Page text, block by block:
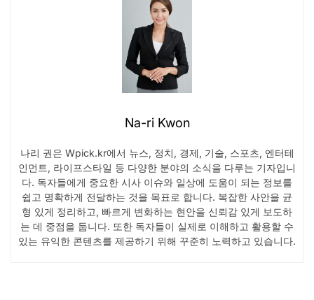
Na-ri Kwon
나리 권은 Wpick.kr에서 뉴스, 정치, 경제, 기술, 스포츠, 엔터테
인먼트, 라이프스타일 등 다양한 분야의 소식을 다루는 기자입니
다. 독자들에게 중요한 시사 이슈와 일상에 도움이 되는 정보를
쉽고 명확하게 전달하는 것을 목표로 합니다. 복잡한 사안을 균
형 있게 정리하고, 빠르게 변화하는 현안을 신뢰감 있게 보도하
는 데 중점을 둡니다. 또한 독자들이 실제로 이해하고 활용할 수
있는 유익한 콘텐츠를 제공하기 위해 꾸준히 노력하고 있습니다.